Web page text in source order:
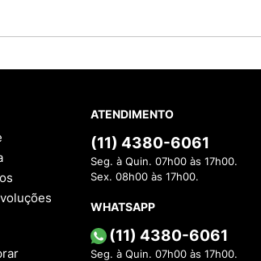
ATENDIMENTO
(11) 4380-6061
Seg. à Quin. 07h00 às 17h00.
Sex. 08h00 às 17h00.
WHATSAPP
(11) 4380-6061
Seg. à Quin. 07h00 às 17h00.